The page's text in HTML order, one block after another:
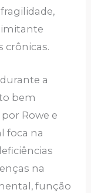
crônicas.
a
bem
Rowe e
foca na
na
função